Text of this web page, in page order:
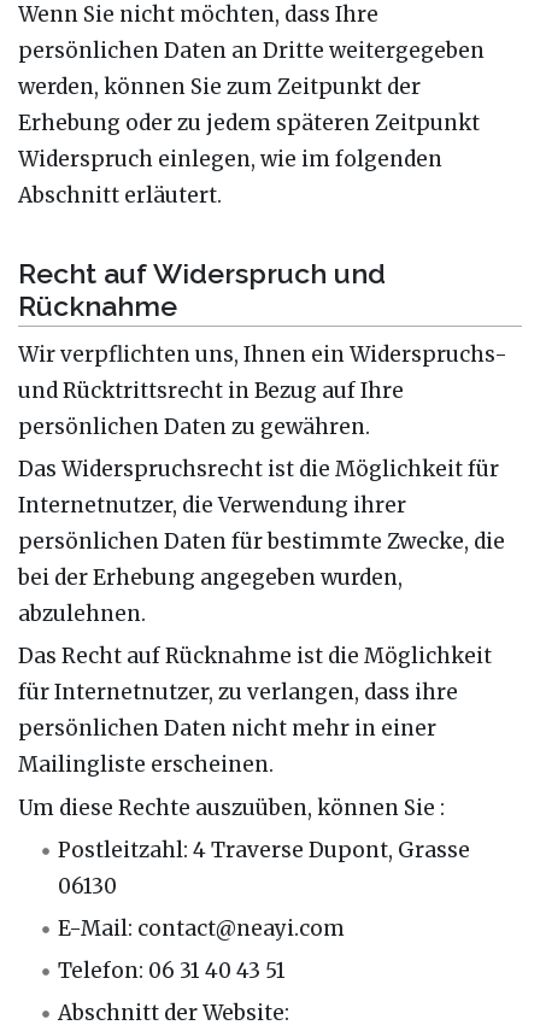
Wenn Sie nicht möchten, dass Ihre
persönlichen Daten an Dritte weitergegeben
werden, können Sie zum Zeitpunkt der
Erhebung oder zu jedem späteren Zeitpunkt
Widerspruch einlegen, wie im folgenden
Abschnitt erläutert.
Recht auf Widerspruch und
Rücknahme
Wir verpflichten uns, Ihnen ein Widerspruchs-
und Rücktrittsrecht in Bezug auf Ihre
persönlichen Daten zu gewähren.
Das Widerspruchsrecht ist die Möglichkeit für
Internetnutzer, die Verwendung ihrer
persönlichen Daten für bestimmte Zwecke, die
bei der Erhebung angegeben wurden,
abzulehnen.
Das Recht auf Rücknahme ist die Möglichkeit
für Internetnutzer, zu verlangen, dass ihre
persönlichen Daten nicht mehr in einer
Mailingliste erscheinen.
Um diese Rechte auszuüben, können Sie :
Postleitzahl: 4 Traverse Dupont, Grasse
06130
E-Mail: contact@neayi.com
Telefon: 06 31 40 43 51
Abschnitt der Website: